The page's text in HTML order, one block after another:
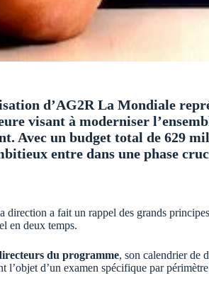
d’AG2R La Mondiale
visant à moderniser
Avec un budget total de 629
entre dans une phase
a fait un rappel des grands
en deux temps.
du programme, son calendrier de
l’objet d’un examen spécifique par